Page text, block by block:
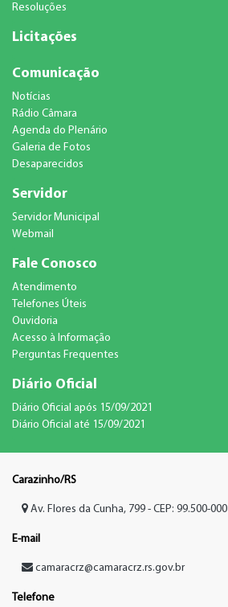
Resoluções
Licitações
Comunicação
Notícias
Rádio Câmara
Agenda do Plenário
Galeria de Fotos
Desaparecidos
Servidor
Servidor Municipal
Webmail
Fale Conosco
Atendimento
Telefones Úteis
Ouvidoria
Acesso à Informação
Perguntas Frequentes
Diário Oficial
Diário Oficial após 15/09/2021
Diário Oficial até 15/09/2021
Carazinho/RS
Av. Flores da Cunha, 799 - CEP: 99.500-000
E-mail
camaracrz@camaracrz.rs.gov.br
Telefone